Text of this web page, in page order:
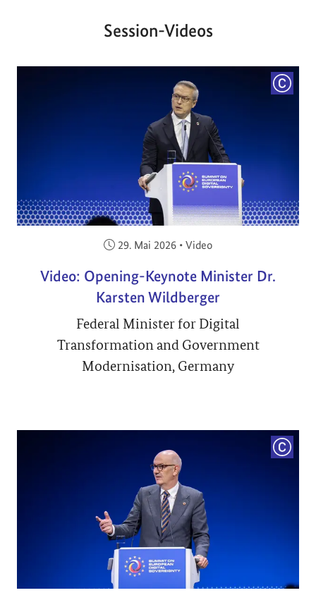
Session-Videos
Veröffentlicht am:
29. Mai 2026 • Video
Video: Opening-Keynote Minister Dr.
Karsten Wildberger
Federal Minister for Digital
Transformation and Government
Modernisation, Germany